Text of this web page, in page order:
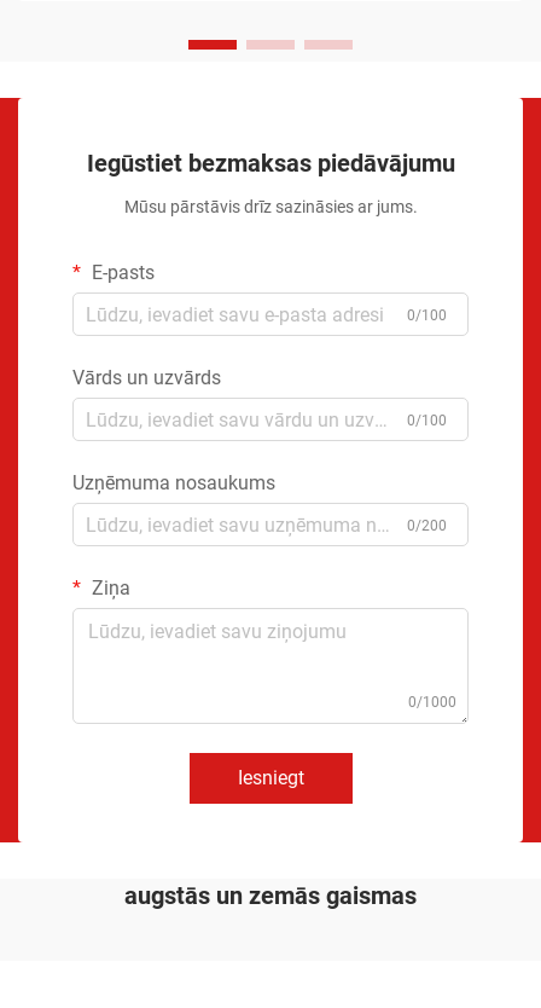
Iegūstiet bezmaksas piedāvājumu
Mūsu pārstāvis drīz sazināsies ar jums.
E-pasts
0/100
Vārds un uzvārds
0/100
Uzņēmuma nosaukums
0/200
Ziņa
0/1000
Iesniegt
augstās un zemās gaismas